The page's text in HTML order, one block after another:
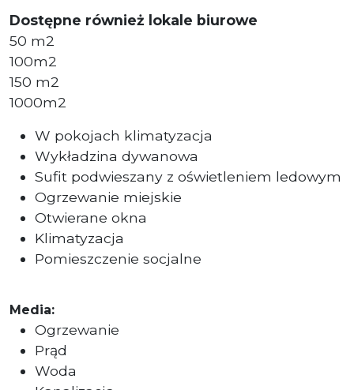
Dostępne również lokale biurowe
50 m2
100m2
150 m2
1000m2
W pokojach klimatyzacja
Wykładzina dywanowa
Sufit podwieszany z oświetleniem ledowym
Ogrzewanie miejskie
Otwierane okna
Klimatyzacja
Pomieszczenie socjalne
Media:
Ogrzewanie
Prąd
Woda